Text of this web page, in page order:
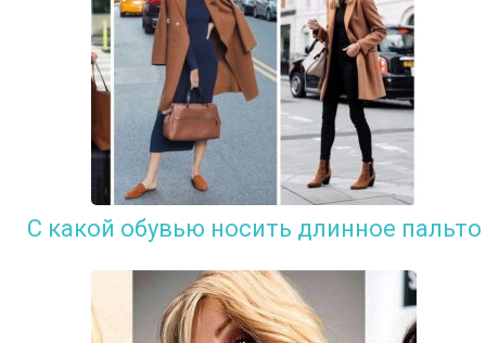
С какой обувью носить длинное пальто